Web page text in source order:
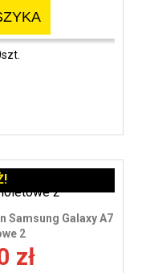
Samsung Galaxy A7
2
zł